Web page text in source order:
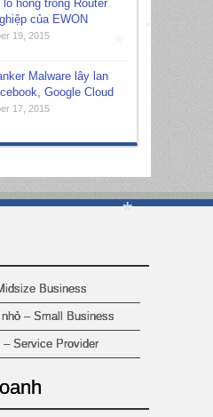
lỗ hổng trong Router
của EWON
19, 2015
Malware lây lan
Google Cloud
17, 2015
Business
– Small Business
– Service Provider